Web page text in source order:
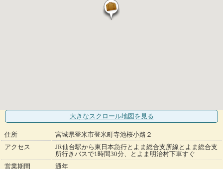
大きなスクロール地図 を見る
住所
宮城県登米市登米町寺池桜小路２
アクセス
JR仙台駅から東日本急行とよま総合支所線とよま総合支
所行きバスで1時間30分、とよま明治村下車すぐ
営業期間
通年